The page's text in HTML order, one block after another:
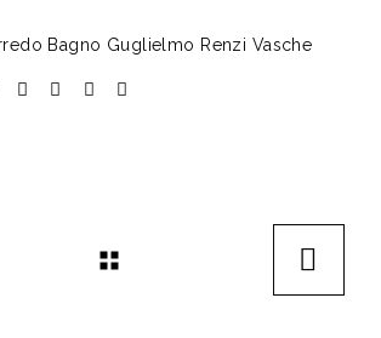
Bagno Guglielmo Renzi Vasche